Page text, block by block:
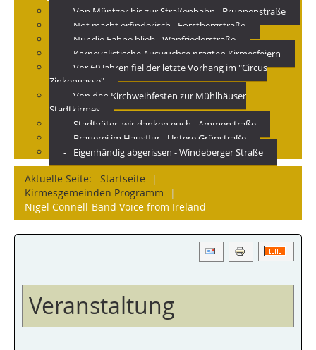
Von Müntzer bis zur Straßenbahn - Brunnenstraße
Not macht erfinderisch - Forstbergstraße
Nur die Fahne blieb - Wanfriederstraße
Karnevalistische Auswüchse prägten Kirmesfeiern
Vor 60 Jahren fiel der letzte Vorhang im "Circus
Zinkengasse"
Von den Kirchweihfesten zur Mühlhäuser
Stadtkirmes
Stadtväter, wir danken euch - Ammerstraße
Brauerei im Hausflur - Untere Grünstraße
Eigenhändig abgerissen - Windeberger Straße
Aktuelle Seite: Startseite
|
Kirmesgemeinden Programm
|
Nigel Connell-Band Voice from Ireland
Veranstaltung